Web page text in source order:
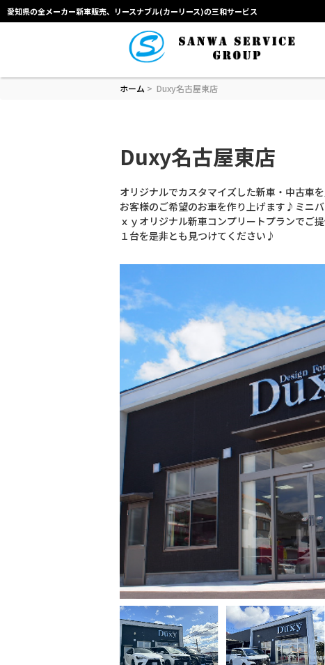
愛知県の全メーカー新車販売、リースナブル(カーリース)の三和サービス
ホーム > Duxy名古屋東店
Duxy名古屋東店
オリジナルでカスタマイズした新車・中古車
お客様のご希望のお車を作り上げます♪ミニ
ｘｙオリジナル新車コンプリートプランで
１台を是非とも見つけてください♪